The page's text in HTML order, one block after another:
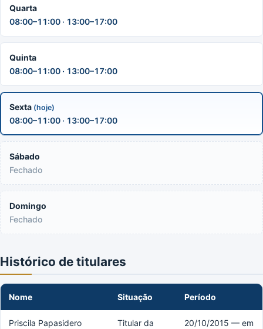
Quarta
08:00–11:00 · 13:00–17:00
Quinta
08:00–11:00 · 13:00–17:00
Sexta (hoje)
08:00–11:00 · 13:00–17:00
Sábado
Fechado
Domingo
Fechado
Histórico de titulares
Nome Situação Período
Priscila Papasidero
Titular da
20/10/2015 — em